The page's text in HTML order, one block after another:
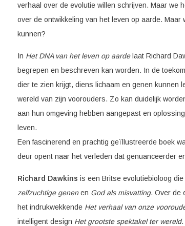
verhaal over de evolutie willen schrijven. Maar we
over de ontwikkeling van het leven op aarde.
kunnen?
In Het DNA van het leven op aardelaat Richard
begrepen en beschreven kan worden. In de
dier te zien krijgt, diens lichaam en genen kunnen
wereld van zijn voorouders. Zo kan duidelijk
aan hun omgeving hebben aangepast en
leven.
Een fascinerend en prachtig geïllustreerde boek
deur opent naar het verleden dat genuanceerder
Richard Dawkins is een Britse evolutiebioloog
zelfzuchtige genenen God als misvatting. Over de
het indrukwekkende Het verhaal van onze
intelligent design Het grootste spektakel ter wereld.